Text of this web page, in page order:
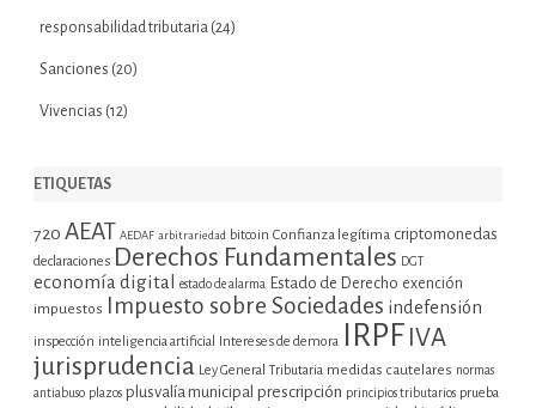
responsabilidad tributaria (24)
Sanciones (20)
Vivencias (12)
ETIQUETAS
720 AEAT AEDAF arbitrariedad bitcoin Confianza legítima criptomonedas
declaraciones Derechos Fundamentales DGT
economía digital estado de alarma Estado de Derecho exención
impuestos Impuesto sobre Sociedades indefensión
inspección inteligencia artificial Intereses de demora IRPF IVA
jurisprudencia Ley General Tributaria medidas cautelares normas
antiabuso plazos plusvalía municipal prescripción principios tributarios prueba